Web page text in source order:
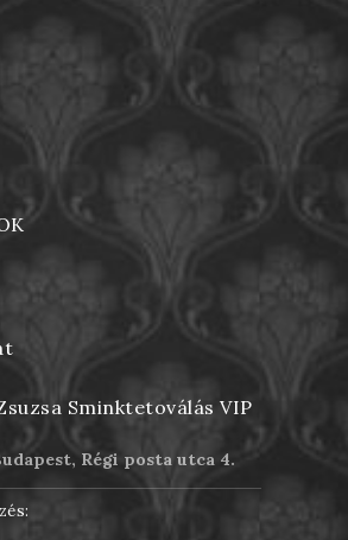
Sminktetoválás VIP
Régi posta utca 4.